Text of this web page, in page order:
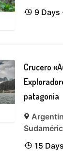
9 Days
Crucero
patagonia
15